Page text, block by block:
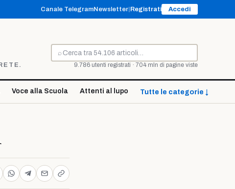
Canale TelegramNewsletter Registrati Accedi
⌕
Cerca
9.786 utenti registrati · 704 mln di pagine viste
Voce alla Scuola Attenti al lupo Tutte le categorie ↓